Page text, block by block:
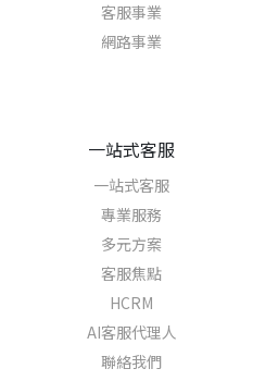
客服事業
網路事業
一站式客服
一站式客服
專業服務
多元方案
客服焦點
HCRM
AI客服代理人
聯絡我們